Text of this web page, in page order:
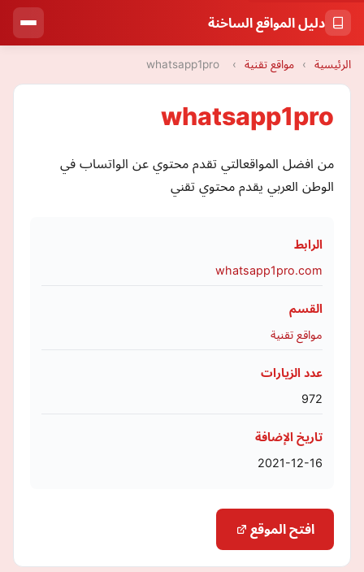
دليل المواقع الساخنة
الرئيسية › مواقع تقنية ›
whatsapp1pro
whatsapp1pro
من افضل المواقعالتي تقدم محتوي عن الواتساب في
الوطن العربي يقدم محتوي تقني
الرابط
whatsapp1pro.com
القسم
مواقع تقنية
عدد الزيارات
972
تاريخ الإضافة
2021-12-16
افتح الموقع